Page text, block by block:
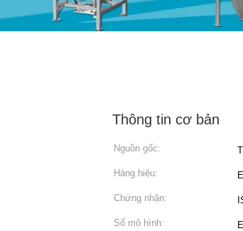
Thông tin cơ bản
Nguồn gốc:
Hàng hiệu:
Chứng nhận:
Số mô hình: